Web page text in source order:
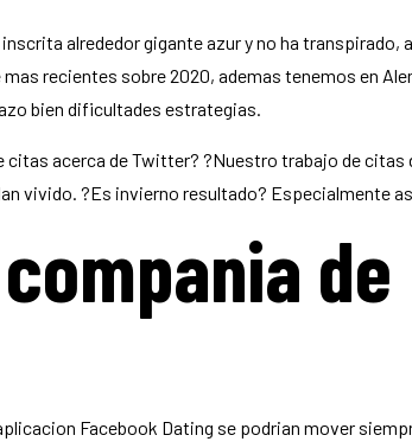
alrededor gigante azur y no ha
recientes sobre 2020, ademas tenemos en
bien dificultades estrategias.
acerca de Twitter? ?Nuestro trabajo de
vivido. ?Es invierno resultado? Especialmente
Facebook Dating se podri­an mover